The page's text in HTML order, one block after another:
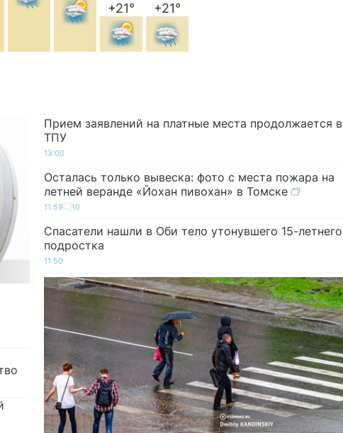
+21° +21°
Прием заявлений на платные места продолжается в
ТПУ
13:00
Осталась только вывеска: фото с места пожара на
летней веранде «Йохан пивохан» в Томске
11:59 10
Спасатели нашли в Оби тело утонувшего 15-летнего
подростка
11:50